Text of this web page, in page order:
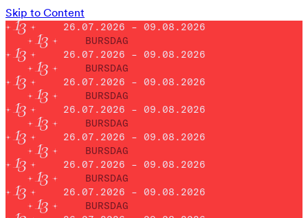
Skip to Content
26.07.2026 – 09.08.2026
BURSDAG
26.07.2026 – 09.08.2026
BURSDAG
26.07.2026 – 09.08.2026
BURSDAG
26.07.2026 – 09.08.2026
BURSDAG
26.07.2026 – 09.08.2026
BURSDAG
26.07.2026 – 09.08.2026
BURSDAG
26.07.2026 – 09.08.2026
BURSDAG